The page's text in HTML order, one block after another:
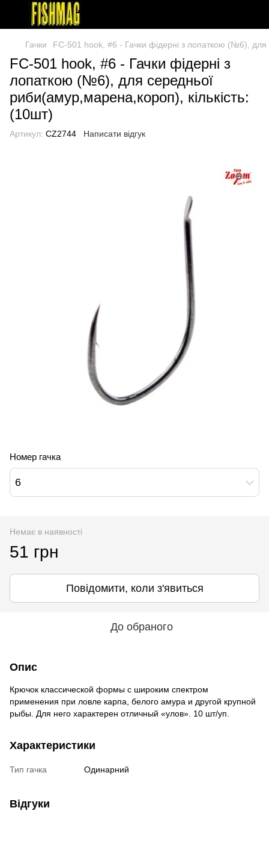
Гачки FC-501 hook, #6 - Гачки фідерні з лопаткою (№6), для
FC-501 hook, #6 - Гачки фідерні з
лопаткою (№6), для середньої
риби(амур,марена,короп), кількість:
(10шт)
Артикул: CZ2744 Написати відгук
Номер гачка
6
Немає в наявності
51 грн
Повідомити, коли з'явиться
До обраного
Опис
Крючок классической формы с широким спектром
применения при ловле карпа, белого амура и другой крупной
рыбы. Для него характерен отличный «улов». 10 шт/уп.
Характеристики
Тип гачка Одинарний
Відгуки